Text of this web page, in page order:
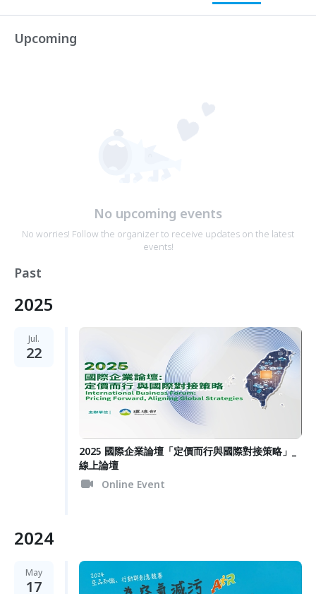
Upcoming
No upcoming events
No worries! Follow the organizer to receive updates on the latest
events!
Past
2025
Jul.
22
2025 國際企業論壇「定價而行與國際對接策略」_
線上論壇
Online Event
2024
May
17